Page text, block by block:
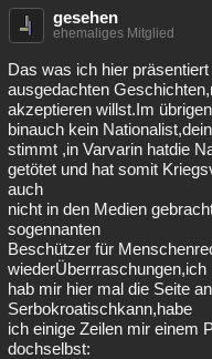
gesehen
ehemaliges Mitglied
Das was ich hier
ausgedachten
akzeptieren willst.Im
binauch kein
stimmt ,in Varvarin hatdie
getötet und hat somit
auch
nicht in den Medien
sogennanten
Beschützer für
wiederÜberrraschungen,ich
hab mir hier mal die Seite
Serbokroatischkann,habe
ich einige Zeilen mir einem
dochselbst: